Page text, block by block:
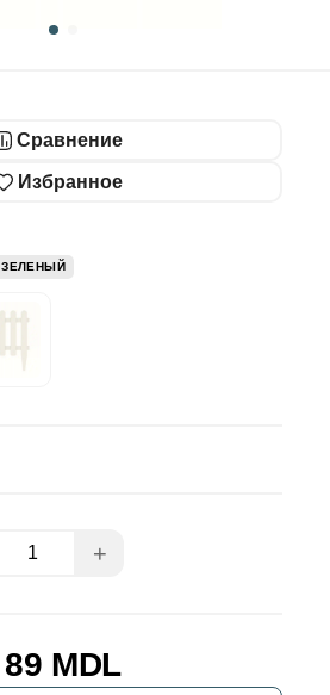
Сравнение
Избранное
ЗЕЛЕНЫЙ
+
89 MDL